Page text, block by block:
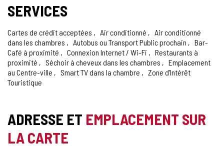
SERVICES
Cartes de crédit acceptées Air conditionné
Air conditionné
dans les chambres
Autobus ou Transport Public prochain
Bar-
Café à proximité
Connexion Internet / Wi-Fi
Restaurants à
proximité
Séchoir à cheveux dans les chambres
Emplacement
au Centre-ville
Smart TV dans la chambre
Zone d'Intérêt
Touristique
ADRESSE ET EMPLACEMENT SUR
LA CARTE